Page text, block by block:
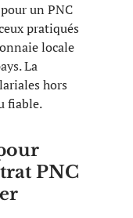
un PNC
pratiqués
locale
La
hors
fiable.
PNC